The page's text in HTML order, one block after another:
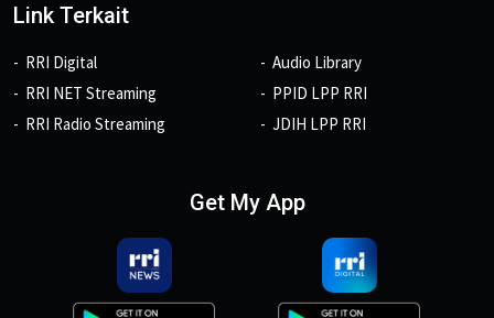
Link Terkait
RRI Digital
RRI NET Streaming
RRI Radio Streaming
Audio Library
PPID LPP RRI
JDIH LPP RRI
Get My App